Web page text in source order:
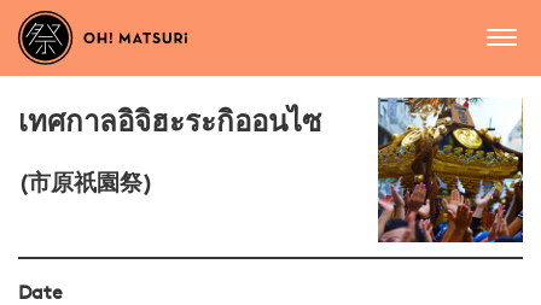
เทศกาลอิจิฮะระกิออนไซ
(市原祇園祭)
Date